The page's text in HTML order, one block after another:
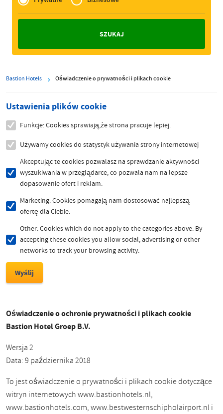
Zakelijk
Bastion Hotels Oświadczenie o prywatności i plikach cookie
Ustawienia plików cookie
Funkcje: Cookies sprawiają,że strona pracuje lepiej.
Używamy cookies do statystyk używania strony internetowej
Akceptując te cookies pozwalasz na sprawdzanie aktywności
wyszukiwania w przeglądarce, co pozwala nam na lepsze
dopasowanie ofert i reklam.
Marketing: Cookies pomagają nam dostosować najlepszą
ofertę dla Ciebie.
Other: Cookies which do not apply to the categories above. By
accepting these cookies you allow social, advertising or other
networks to track your browsing activity.
Oświadczenie o ochronie prywatności i plikach cookie
Bastion Hotel Groep B.V.
Wersja 2
Data: 9 października 2018
To jest oświadczenie o prywatności i plikach cookie dotyczące
witryn internetowych www.bastionhotels.nl,
www.bastionhotels.com, www.bestwesternschipholairport.nl i